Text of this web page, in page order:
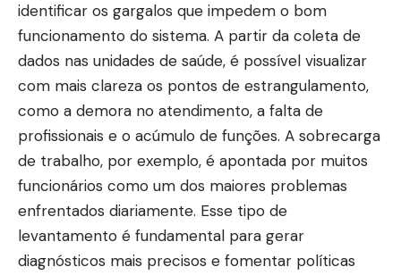
identificar os gargalos que impedem o bom
funcionamento do sistema. A partir da coleta de
dados nas unidades de saúde, é possível visualizar
com mais clareza os pontos de estrangulamento,
como a demora no atendimento, a falta de
profissionais e o acúmulo de funções. A sobrecarga
de trabalho, por exemplo, é apontada por muitos
funcionários como um dos maiores problemas
enfrentados diariamente. Esse tipo de
levantamento é fundamental para gerar
diagnósticos mais precisos e fomentar políticas